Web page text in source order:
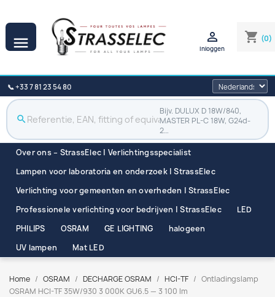
 shopping_cart (0)

Inloggen
📞 +33 7 81 23 54 80
search
Bijv. DULUX D 18W/840,
MASTER PL-C 18W, G24d-
2…
Over ons – StrassElec | Verlichtingsspecialist
Lampen voor laboratoria en onderzoek | StrassElec
Verlichting voor gemeenten en overheden | StrassElec
Professionele verlichting voor bedrijven | StrassElec
LED
PHILIPS
OSRAM GE LIGHTING
halogeen
UV lampen
Mat LED
Home OSRAM DECHARGE OSRAM HCI-TF
Ontladingslamp
OSRAM HCI-TF 35W/930 3 000K GU6.5 — 3 100 lm